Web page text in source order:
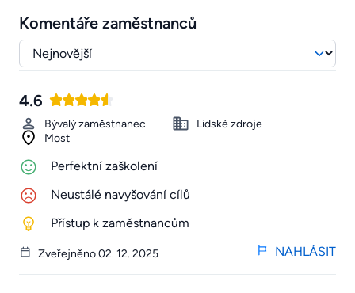
Komentáře zaměstnanců
4.6
Bývalý zaměstnanec
Lidské zdroje
Most
Perfektní zaškolení
Neustálé navyšování cílů
Přístup k zaměstnancům
Zveřejněno 02. 12. 2025 NAHLÁSIT